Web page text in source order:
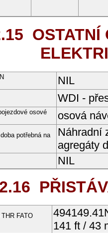
OSTATNÍ
NIL
WDI -
osové
osová
potřebná na
Náhradní
agregáty
NIL
FATO
141 ft / 43